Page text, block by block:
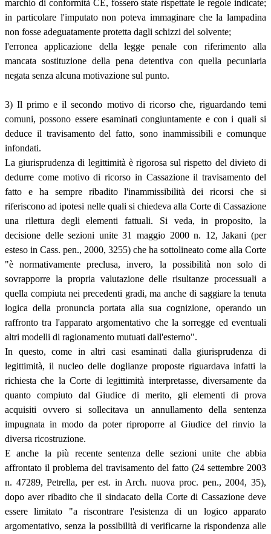
marchio di conformità CE, fossero state rispettate le regole indicate;
in particolare l'imputato non poteva immaginare che la lampadina
non fosse adeguatamente protetta dagli schizzi del solvente;
l'erronea applicazione della legge penale con riferimento alla
mancata sostituzione della pena detentiva con quella pecuniaria
negata senza alcuna motivazione sul punto.
3) Il primo e il secondo motivo di ricorso che, riguardando temi
comuni, possono essere esaminati congiuntamente e con i quali si
deduce il travisamento del fatto, sono inammissibili e comunque
infondati.
La giurisprudenza di legittimità è rigorosa sul rispetto del divieto di
dedurre come motivo di ricorso in Cassazione il travisamento del
fatto e ha sempre ribadito l'inammissibilità dei ricorsi che si
riferiscono ad ipotesi nelle quali si chiedeva alla Corte di Cassazione
una rilettura degli elementi fattuali. Si veda, in proposito, la
decisione delle sezioni unite 31 maggio 2000 n. 12, Jakani (per
esteso in Cass. pen., 2000, 3255) che ha sottolineato come alla Corte
"è normativamente preclusa, invero, la possibilità non solo di
sovrapporre la propria valutazione delle risultanze processuali a
quella compiuta nei precedenti gradi, ma anche di saggiare la tenuta
logica della pronuncia portata alla sua cognizione, operando un
raffronto tra l'apparato argomentativo che la sorregge ed eventuali
altri modelli di ragionamento mutuati dall'esterno".
In questo, come in altri casi esaminati dalla giurisprudenza di
legittimità, il nucleo delle doglianze proposte riguardava infatti la
richiesta che la Corte di legittimità interpretasse, diversamente da
quanto compiuto dal Giudice di merito, gli elementi di prova
acquisiti ovvero si sollecitava un annullamento della sentenza
impugnata in modo da poter riproporre al Giudice del rinvio la
diversa ricostruzione.
E anche la più recente sentenza delle sezioni unite che abbia
affrontato il problema del travisamento del fatto (24 settembre 2003
n. 47289, Petrella, per est. in Arch. nuova proc. pen., 2004, 35),
dopo aver ribadito che il sindacato della Corte di Cassazione deve
essere limitato "a riscontrare l'esistenza di un logico apparato
argomentativo, senza la possibilità di verificarne la rispondenza alle